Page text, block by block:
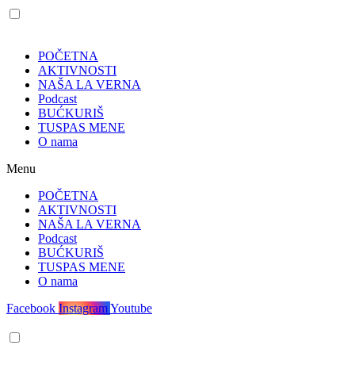
POČETNA
AKTIVNOSTI
NAŠA LA VERNA
Podcast
BUĆKURIŠ
TUSPAS MENE
O nama
Menu
POČETNA
AKTIVNOSTI
NAŠA LA VERNA
Podcast
BUĆKURIŠ
TUSPAS MENE
O nama
Facebook InstagramYoutube